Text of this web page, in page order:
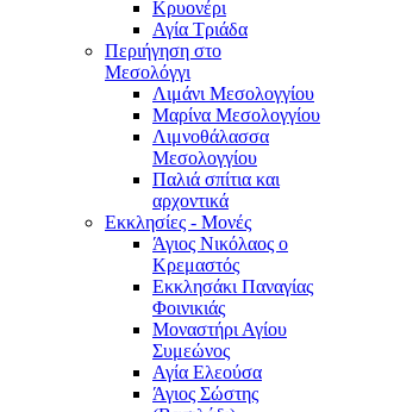
Κρυονέρι
Αγία Τριάδα
Περιήγηση στο
Μεσολόγγι
Λιμάνι Μεσολογγίου
Μαρίνα Μεσολογγίου
Λιμνοθάλασσα
Μεσολογγίου
Παλιά σπίτια και
αρχοντικά
Εκκλησίες - Μονές
Άγιος Νικόλαος ο
Κρεμαστός
Εκκλησάκι Παναγίας
Φοινικιάς
Μοναστήρι Αγίου
Συμεώνος
Αγία Ελεούσα
Άγιος Σώστης